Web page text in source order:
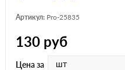
Артикул: Pro-25835
130 руб
Цена за шт